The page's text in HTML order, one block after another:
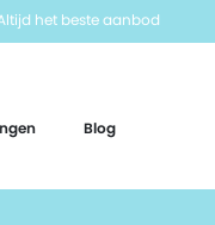
het beste aanbod
Blog